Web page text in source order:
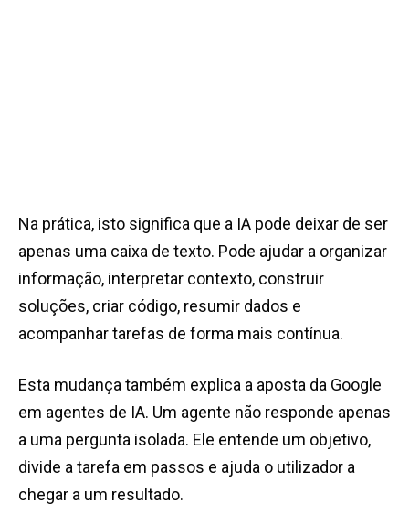
Na prática, isto significa que a IA pode deixar de ser
apenas uma caixa de texto. Pode ajudar a organizar
informação, interpretar contexto, construir
soluções, criar código, resumir dados e
acompanhar tarefas de forma mais contínua.
Esta mudança também explica a aposta da Google
em agentes de IA. Um agente não responde apenas
a uma pergunta isolada. Ele entende um objetivo,
divide a tarefa em passos e ajuda o utilizador a
chegar a um resultado.